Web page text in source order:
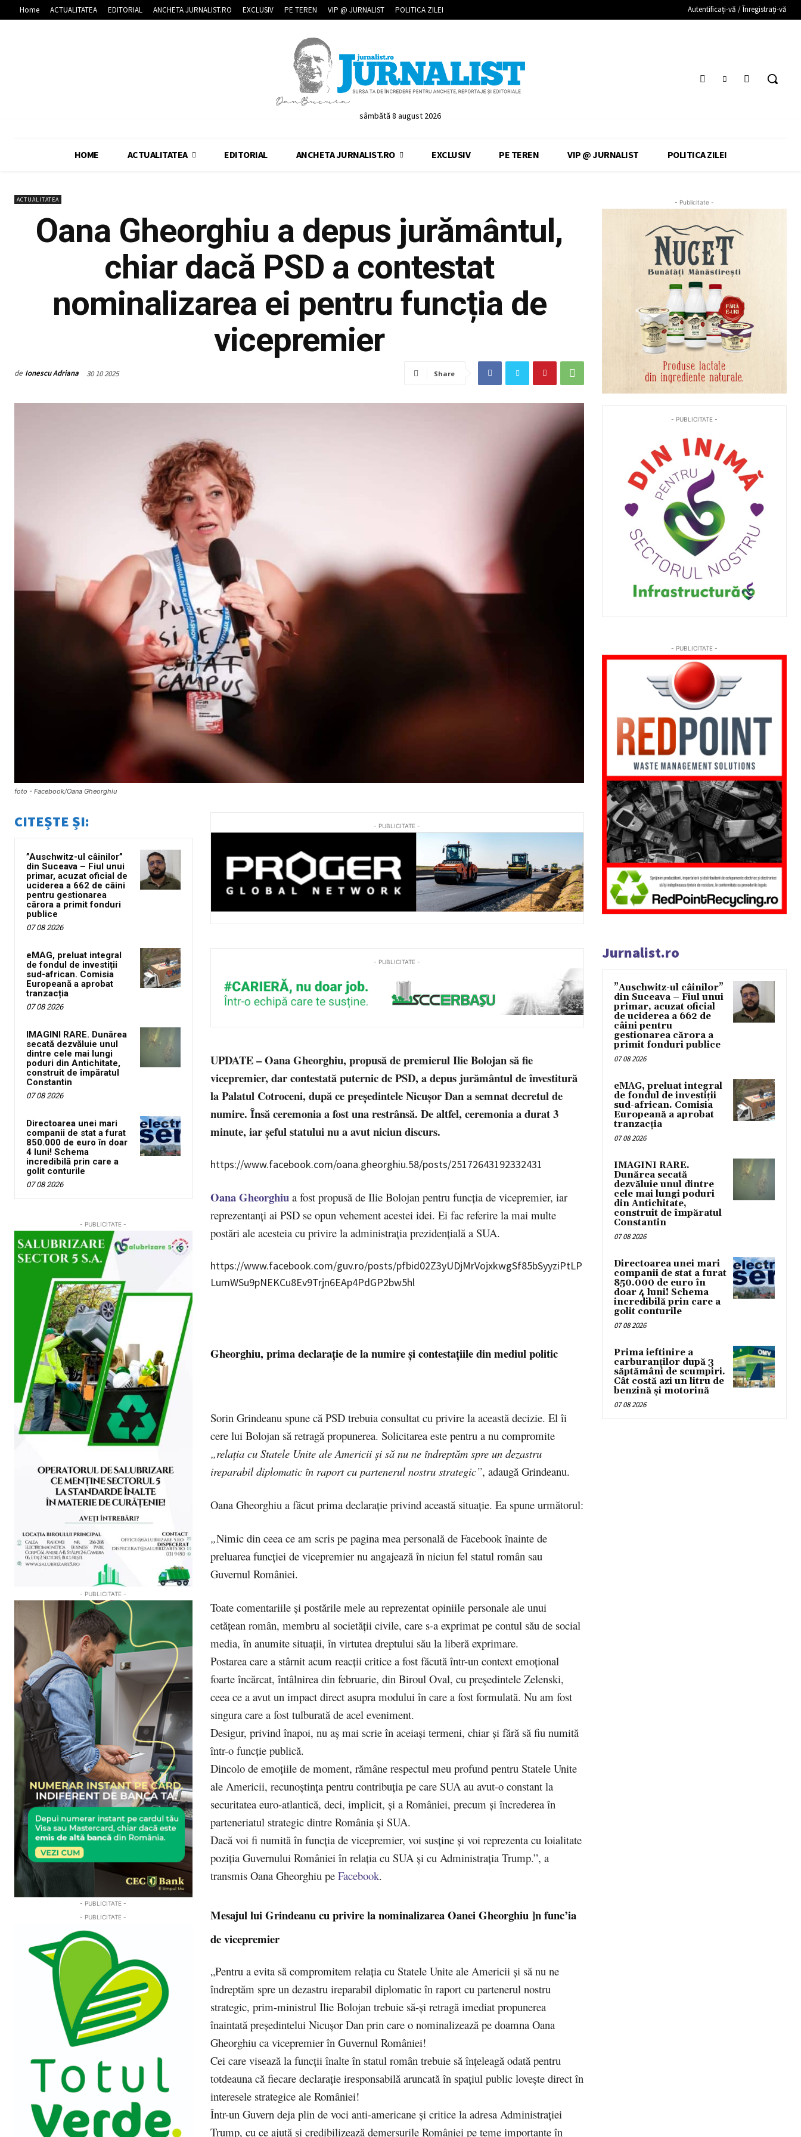
Home ACTUALITATEA EDITORIAL ANCHETA JURNALIST.RO EXCLUSIV PE TEREN VIP @ JURNALIST POLITICA ZILEI Autentificați-vă / Înregistrați-vă
sâmbătă 8 august 2026
HOME ACTUALITATEA EDITORIAL ANCHETA JURNALIST.RO EXCLUSIV PE TEREN VIP @ JURNALIST POLITICA ZILEI
ACTUALITATEA
Oana Gheorghiu a depus jurământul,
chiar dacă PSD a contestat
nominalizarea ei pentru funcția de
vicepremier
de Ionescu Adriana 30 10 2025 Share
foto - Facebook/Oana Gheorghiu
CITEȘTE ȘI:
”Auschwitz-ul câinilor”
din Suceava – Fiul unui
primar, acuzat oficial de
uciderea a 662 de câini
pentru gestionarea
cărora a primit fonduri
publice
07 08 2026
eMAG, preluat integral
de fondul de investiții
sud-african. Comisia
Europeană a aprobat
tranzacția
07 08 2026
IMAGINI RARE. Dunărea
secată dezvăluie unul
dintre cele mai lungi
poduri din Antichitate,
construit de împăratul
Constantin
07 08 2026
Directoarea unei mari
companii de stat a furat
850.000 de euro în doar
4 luni! Schema
incredibilă prin care a
golit conturile
07 08 2026
- PUBLICITATE -
- PUBLICITATE -
- PUBLICITATE -
- PUBLICITATE -
- PUBLICITATE -
- PUBLICITATE -
UPDATE – Oana Gheorghiu, propusă de premierul Ilie Bolojan să fie
vicepremier, dar contestată puternic de PSD, a depus jurământul de învestitură
la Palatul Cotroceni, după ce președintele Nicușor Dan a semnat decretul de
numire. Însă ceremonia a fost una restrânsă. De altfel, ceremonia a durat 3
minute, iar șeful statului nu a avut niciun discurs.
https://www.facebook.com/oana.gheorghiu.58/posts/25172643192332431
Oana Gheorghiua fost propusă de Ilie Bolojan pentru funcția de vicepremier, iar
reprezentanți ai PSD se opun vehement acestei idei. Ei fac referire la mai multe
postări ale acesteia cu privire la administrația prezidențială a SUA.
https://www.facebook.com/guv.ro/posts/pfbid02Z3yUDjMrVojxkwgSf85bSyyziPtLP
LumWSu9pNEKCu8Ev9Trjn6EAp4PdGP2bw5hl
Gheorghiu, prima declarație de la numire și contestațiile din mediul politic
Sorin Grindeanu spune că PSD trebuia consultat cu privire la această decizie. El îi
cere lui Bolojan să retragă propunerea. Solicitarea este pentru a nu compromite
„relația cu Statele Unite ale Americii şi să nu ne îndreptăm spre un dezastru
ireparabil diplomatic în raport cu partenerul nostru strategic”, adaugă Grindeanu.
Oana Gheorghiu a făcut prima declarație privind această situație. Ea spune următorul:
„Nimic din ceea ce am scris pe pagina mea personală de Facebook înainte de
preluarea funcției de vicepremier nu angajează în niciun fel statul român sau
Guvernul României.
Toate comentariile și postările mele au reprezentat opiniile personale ale unui
cetățean român, membru al societății civile, care s-a exprimat pe contul său de social
media, în anumite situații, în virtutea dreptului său la liberă exprimare.
Postarea care a stârnit acum reacții critice a fost făcută într-un context emoțional
foarte încărcat, întâlnirea din februarie, din Biroul Oval, cu președintele Zelenski,
ceea ce a avut un impact direct asupra modului în care a fost formulată. Nu am fost
singura care a fost tulburată de acel eveniment.
Desigur, privind înapoi, nu aș mai scrie în aceiași termeni, chiar și fără să fiu numită
într-o funcție publică.
Dincolo de emoțiile de moment, rămâne respectul meu profund pentru Statele Unite
ale Americii, recunoștința pentru contribuția pe care SUA au avut-o constant la
securitatea euro-atlantică, deci, implicit, și a României, precum și încrederea în
parteneriatul strategic dintre România și SUA.
Dacă voi fi numită în funcția de vicepremier, voi susține și voi reprezenta cu loialitate
poziția Guvernului României în relația cu SUA și cu Administrația Trump.”, a
transmis Oana Gheorghiu pe Facebook.
Mesajul lui Grindeanu cu privire la nominalizarea Oanei Gheorghiu ]n func’ia
de vicepremier
„Pentru a evita să compromitem relația cu Statele Unite ale Americii şi să nu ne
îndreptăm spre un dezastru ireparabil diplomatic în raport cu partenerul nostru
strategic, prim-ministrul Ilie Bolojan trebuie să-și retragă imediat propunerea
înaintată preşedintelui Nicuşor Dan prin care o nominalizează pe doamna Oana
Gheorghiu ca vicepremier în Guvernul României!
Cei care visează la funcții înalte în statul român trebuie să înțeleagă odată pentru
totdeauna că fiecare declarație iresponsabilă aruncată în spațiul public lovește direct în
interesele strategice ale României!
Într-un Guvern deja plin de voci anti-americane și critice la adresa Administrației
Trump, cu ce ajută şi credibilizează demersurile României pe teme importante în
- Publicitate -
- PUBLICITATE -
- PUBLICITATE -
Jurnalist.ro
”Auschwitz-ul câinilor”
din Suceava – Fiul unui
primar, acuzat oficial
de uciderea a 662 de
câini pentru
gestionarea cărora a
primit fonduri publice
07 08 2026
eMAG, preluat integral
de fondul de investiții
sud-african. Comisia
Europeană a aprobat
tranzacția
07 08 2026
IMAGINI RARE.
Dunărea secată
dezvăluie unul dintre
cele mai lungi poduri
din Antichitate,
construit de împăratul
Constantin
07 08 2026
Directoarea unei mari
companii de stat a furat
850.000 de euro în
doar 4 luni! Schema
incredibilă prin care a
golit conturile
07 08 2026
Prima ieftinire a
carburanților după 3
săptămâni de scumpiri.
Cât costă azi un litru de
benzină și motorină
07 08 2026